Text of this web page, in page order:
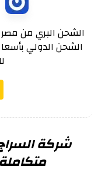
الشحن البري من
الشحن الدولي
شركة